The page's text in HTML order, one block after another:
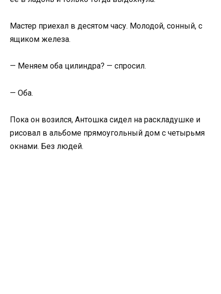
Мастер приехал в десятом часу. Молодой, сонный, с
ящиком железа.
— Меняем оба цилиндра? — спросил.
— Оба.
Пока он возился, Антошка сидел на раскладушке и
рисовал в альбоме прямоугольный дом с четырьмя
окнами. Без людей.